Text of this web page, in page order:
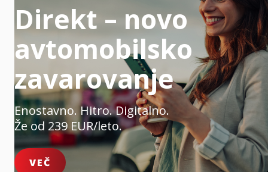
Direkt – novo
avtomobilsko
zavarovanje
Enostavno. Hitro. Digitalno.
Že od 239 EUR/leto.
VEČ